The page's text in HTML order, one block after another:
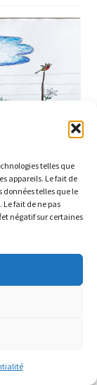
telles que
appareils. Le fait de
telles que le
fait de ne pas
négatif sur certaines
site ! Bel été
l’imagination.
un
à vous